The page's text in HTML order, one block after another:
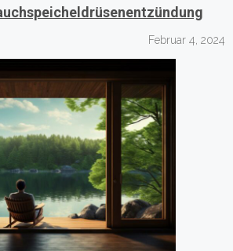
Februar 4, 2024